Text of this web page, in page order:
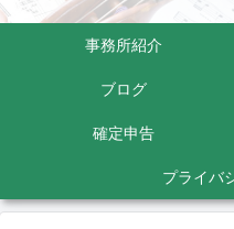
事務所紹介
ブログ
確定申告
プライバ